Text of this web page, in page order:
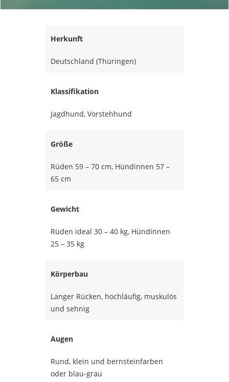
Herkunft
Deutschland (Thüringen)
Klassifikation
Jagdhund, Vorstehhund
Größe
Rüden 59 – 70 cm, Hündinnen 57 –
65 cm
Gewicht
Rüden ideal 30 – 40 kg, Hündinnen
25 – 35 kg
Körperbau
Langer Rücken, hochläufig, muskulös
und sehnig
Augen
Rund, klein und bernsteinfarben
oder blau-grau